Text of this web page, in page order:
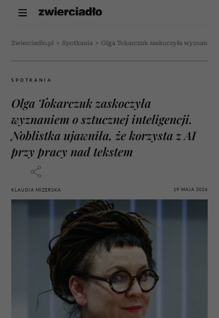
Zwierciadlo.pl > Spotkania > Olga Tokarczuk zaskoczyła
SPOTKANIA
Olga Tokarczuk zaskoczyła
wyznaniem o sztucznej inteligencji.
Noblistka ujawniła, że korzysta z AI
przy pracy nad tekstem
KLAUDIA MIZERSKA 19 MAJA 2026